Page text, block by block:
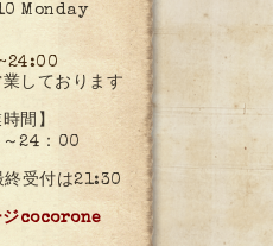
Monday
しております
間】
24：00
終受付は21:30
ジcocorone